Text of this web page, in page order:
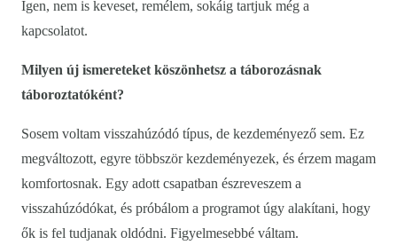
Igen, nem is keveset, remélem, sokáig tartjuk még a
kapcsolatot.
Milyen új ismereteket köszönhetsz a táborozásnak
táboroztatóként?
Sosem voltam visszahúzódó típus, de kezdeményező sem. Ez
megváltozott, egyre többször kezdeményezek, és érzem magam
komfortosnak. Egy adott csapatban észreveszem a
visszahúzódókat, és próbálom a programot úgy alakítani, hogy
ők is fel tudjanak oldódni. Figyelmesebbé váltam.